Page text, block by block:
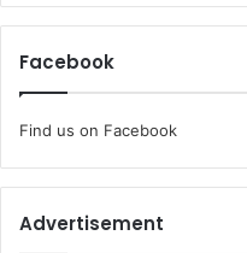
Facebook
Find us on Facebook
Advertisement